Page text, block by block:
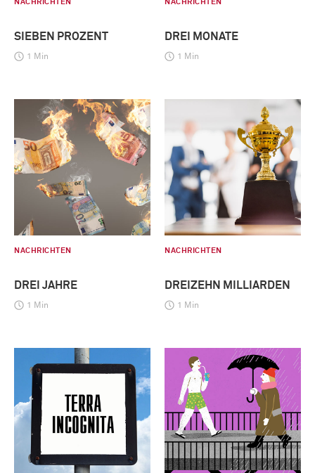
NACHRICHTEN
SIEBEN PROZENT
1 Min
NACHRICHTEN
DREI MONATE
1 Min
NACHRICHTEN
DREI JAHRE
1 Min
NACHRICHTEN
DREIZEHN MILLIARDEN
1 Min